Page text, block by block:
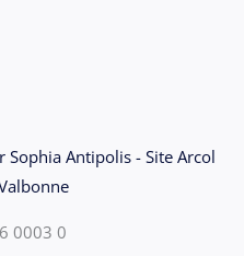
Sophia Antipolis - Site Arcol
0003 0